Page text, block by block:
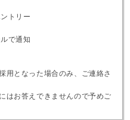
トリー
で通知
用となった場合のみ、ご連絡さ
はお答えできませんので予めご